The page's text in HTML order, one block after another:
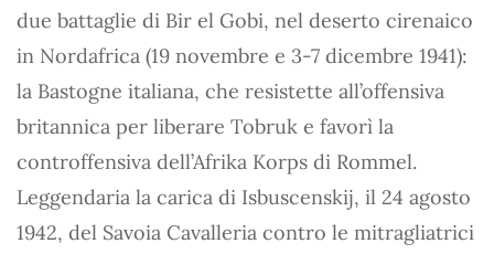
due battaglie di Bir el Gobi, nel deserto cirenaico
in Nordafrica (19 novembre e 3-7 dicembre 1941):
la Bastogne italiana, che resistette all’offensiva
britannica per liberare Tobruk e favorì la
controffensiva dell’Afrika Korps di Rommel.
Leggendaria la carica di Isbuscenskij, il 24 agosto
1942, del Savoia Cavalleria contro le mitragliatrici